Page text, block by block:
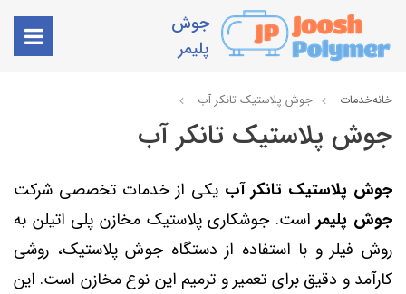
جوش
پلیمر
خانهخدمات جوش پلاستیک تانکر آب
جوش پلاستیک تانکر آب
جوش پلاستیک تانکر آب یکی از خدمات تخصصی شرکت
جوش پلیمراست. جوشکاری پلاستیک مخازن پلی اتیلن به
روش فیلر و با استفاده از دستگاه جوش پلاستیک، روشی
کارآمد و دقیق برای تعمیر و ترمیم این نوع مخازن است. این